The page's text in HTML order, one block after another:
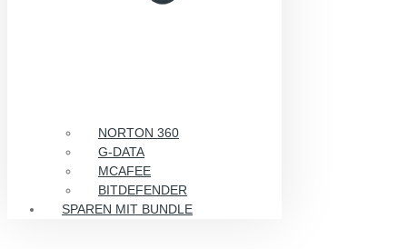
NORTON 360
G-DATA
MCAFEE
BITDEFENDER
SPAREN MIT BUNDLE